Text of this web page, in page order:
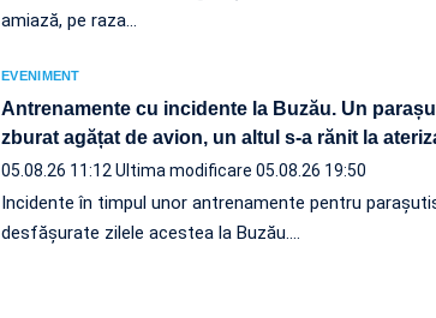
amiază, pe raza…
EVENIMENT
Antrenamente cu incidente la Buzău. Un
zburat agățat de avion, un altul s-a rănit la
05.08.26 11:12 Ultima modificare 05.08.26 19:50
Incidente în timpul unor antrenamente pentru
desfășurate zilele acestea la Buzău.…